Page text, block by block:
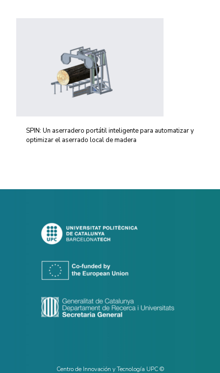
SPIN: Un aserradero portátil inteligente para automatizar y
optimizar el aserrado local de madera
Centro de Innovación y Tecnología UPC ©